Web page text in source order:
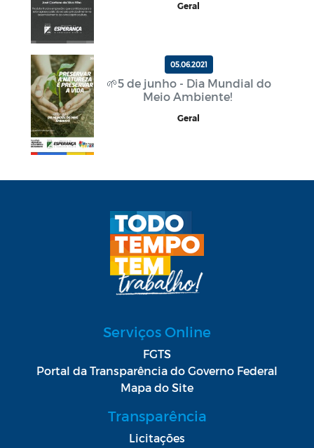
Geral
05.06.2021
🌱5 de junho - Dia Mundial do
Meio Ambiente!
Geral
Serviços Online
FGTS
Portal da Transparência do Governo Federal
Mapa do Site
Transparência
Licitações